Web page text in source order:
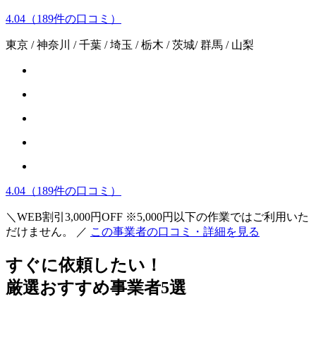
4.04 （189件の口コミ）
東京 / 神奈川 / 千葉 / 埼玉 / 栃木 / 茨城/ 群馬 / 山梨
4.04 （189件の口コミ）
＼WEB割引3,000円OFF ※5,000円以下の作業ではご利用いた
だけません。 ／ この事業者の口コミ・詳細を見る
すぐに依頼したい！
厳選おすすめ事業者5選